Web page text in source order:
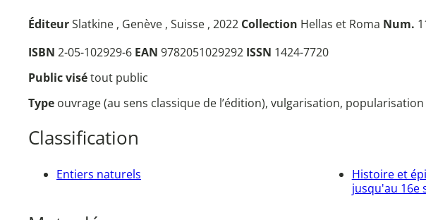
ÉditeurSlatkine , Genève , Suisse , 2022 Collection Hellas et Roma Num.
ISBN 2-05-102929-6 EAN 9782051029292 ISSN 1424-7720
Public visétout public
Type ouvrage (au sens classique de l’édition), vulgarisation, popularisation
Classification
Entiers naturels
Histoire et
jusqu'au 16e